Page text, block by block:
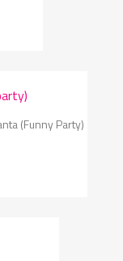
(Funny Party)